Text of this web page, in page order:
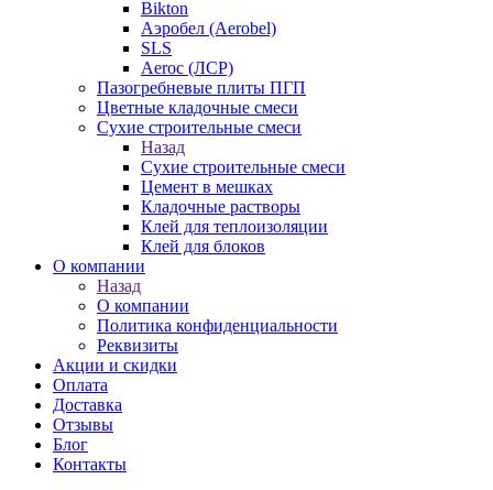
Bikton
Аэробел (Aerobel)
SLS
Aeroc (ЛСР)
Пазогребневые плиты ПГП
Цветные кладочные смеси
Сухие строительные смеси
Назад
Сухие строительные смеси
Цемент в мешках
Кладочные растворы
Клей для теплоизоляции
Клей для блоков
О компании
Назад
О компании
Политика конфиденциальности
Реквизиты
Акции и скидки
Оплата
Доставка
Отзывы
Блог
Контакты